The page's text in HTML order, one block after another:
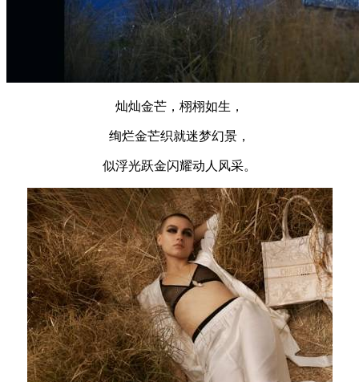
灿灿金芒，栩栩如生，
绚烂金芒织就迷梦幻景，
似浮光跃金闪耀动人风采。